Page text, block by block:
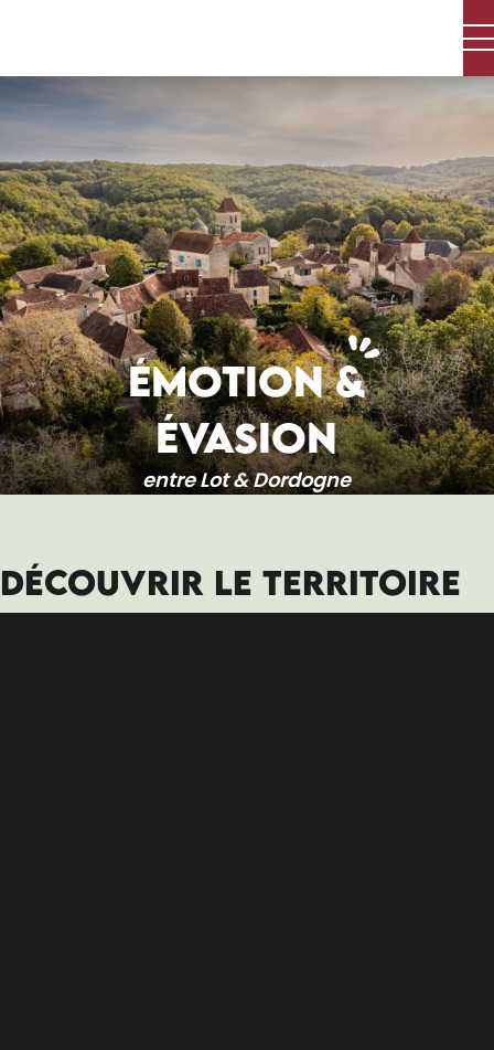
ÉMOTION &
ÉVASION
entre Lot & Dordogne
DÉCOUVRIR LE TERRITOIRE